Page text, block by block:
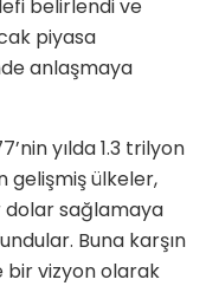
belirlendi ve
piyasa
anlaşmaya
yılda 1.3 trilyon
gelişmiş ülkeler,
dolarsağlamaya
Buna karşın
bir vizyon olarak